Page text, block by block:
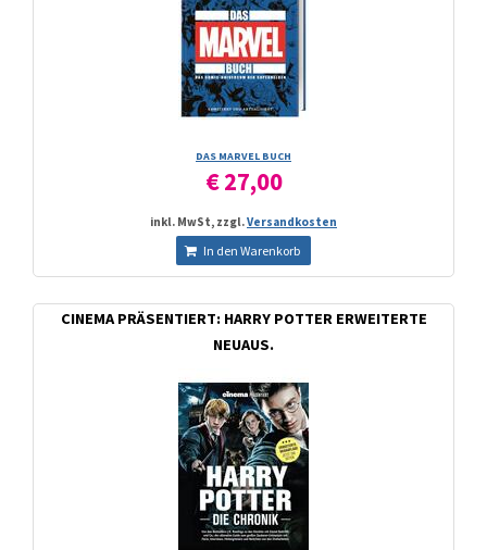
DAS MARVEL BUCH
€ 27,00
inkl. MwSt, zzgl.Versandkosten
In den Warenkorb
CINEMA PRÄSENTIERT: HARRY POTTER ERWEITERTE
NEUAUS.